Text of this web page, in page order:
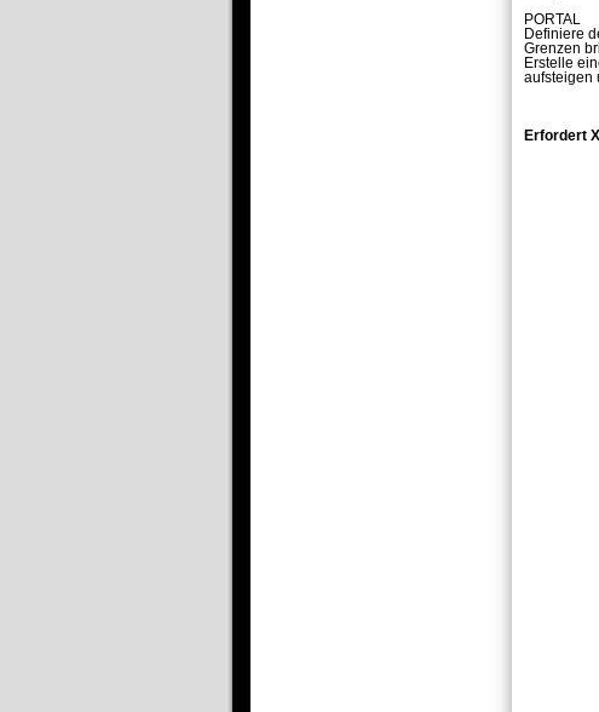
PORTAL
Definiere
Grenzen
Erstelle
aufsteigen
Erfordert